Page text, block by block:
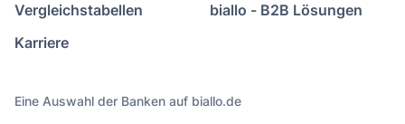
Vergleichstabellen
Karriere
biallo - B2B Lösungen
Eine Auswahl der Banken auf biallo.de